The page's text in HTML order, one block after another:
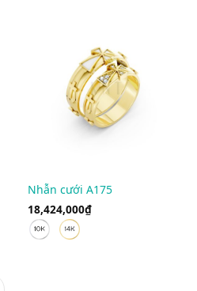
Nhẫn cưới A175
18,424,000₫